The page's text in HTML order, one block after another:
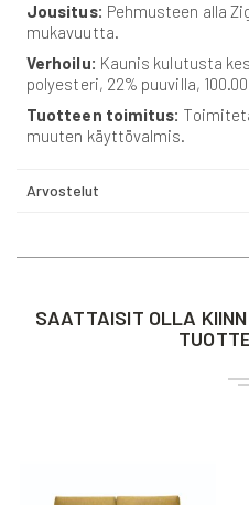
Jousitus: Pehmusteen alla
mukavuutta.
Verhoilu: Kaunis kulutusta
polyesteri, 22% puuvilla,
Tuotteen toimitus:
muuten käyttövalmis.
Arvostelut
SAATTAISIT OLLA